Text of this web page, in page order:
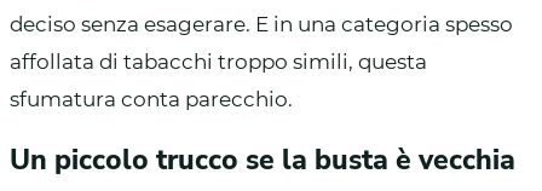
deciso senza esagerare. E in una categoria spesso
affollata di tabacchi troppo simili, questa
sfumatura conta parecchio.
Un piccolo trucco se la busta è vecchia